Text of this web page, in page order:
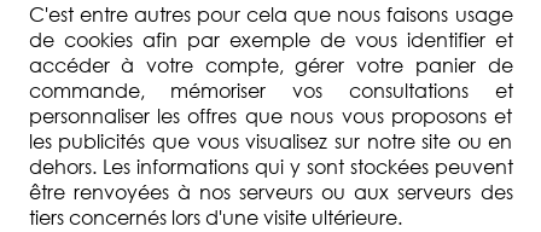
C'est entre autres pour cela que nous faisons usage
de cookies afin par exemple de vous identifier et
accéder à votre compte, gérer votre panier de
commande, mémoriser vos consultations et
personnaliser les offres que nous vous proposons et
les publicités que vous visualisez sur notre site ou en
dehors. Les informations qui y sont stockées peuvent
être renvoyées à nos serveurs ou aux serveurs des
tiers concernés lors d'une visite ultérieure.